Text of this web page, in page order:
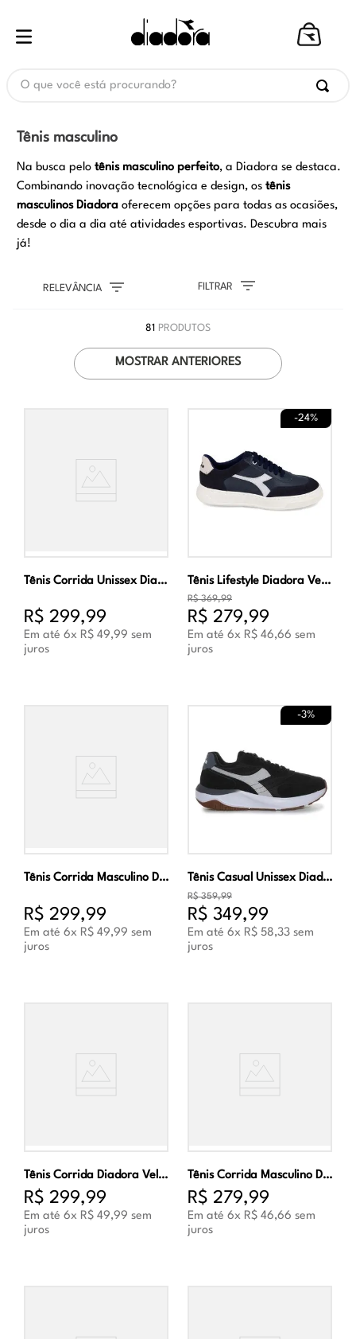
Tênis masculino
Na busca pelo tênis masculino perfeito, a Diadora se destaca.
Combinando inovação tecnológica e design, os tênis
masculinos Diadora oferecem opções para todas as ocasiões,
desde o dia a dia até atividades esportivas. Descubra mais
já!
RELEVÂNCIA FILTRAR
81 PRODUTOS
MOSTRAR ANTERIORES
Tênis Corrida Unissex Diadora Colorato Preto e Cinza
R$ 299,99
Em até 6x R$ 49,99 sem
juros
-24%
Tênis Lifestyle Diadora Veneza Masculino Marinho e Branco
R$ 369,99
R$ 279,99
Em até 6x R$ 46,66 sem
juros
Tênis Corrida Masculino Diadora Colorato Verde e Marinho
R$ 299,99
Em até 6x R$ 49,99 sem
juros
-3%
Tênis Casual Unissex Diadora Verona Preto e Branco
R$ 359,99
R$ 349,99
Em até 6x R$ 58,33 sem
juros
Tênis Corrida Diadora Veloce Masculino Cinza e Verde
R$ 299,99
Em até 6x R$ 49,99 sem
juros
Tênis Corrida Masculino Diadora Fun Marinho e Prata
R$ 279,99
Em até 6x R$ 46,66 sem
juros